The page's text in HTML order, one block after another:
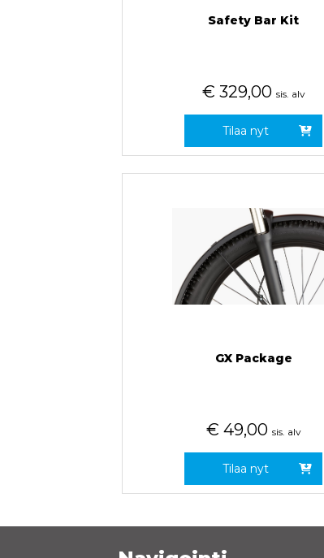
Safety Bar Kit
€ 329,00 sis. alv
Tilaa nyt
GX Package
€ 49,00 sis. alv
Tilaa nyt